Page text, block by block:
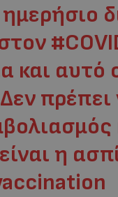
και αυτό
πρέπει
η